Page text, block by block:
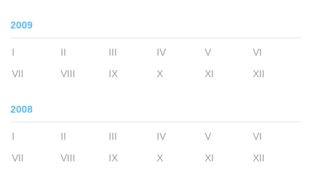
2009
I II III IV V
VI
VII
VIII IX X XI XII
2008
I II III IV V
VI
VII
VIII IX X XI XII